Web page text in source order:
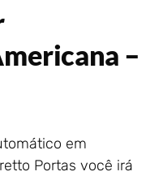
de Garagem de
em Petrópolis – RJ
de Garagem de
em Paraty – RJ
de Garagem de
em Nova Friburgo –
–
em
Portas você irá